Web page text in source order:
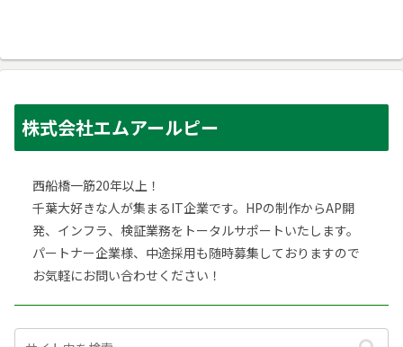
株式会社エムアールピー
西船橋一筋20年以上！
千葉大好きな人が集まるIT企業です。HPの制作からAP開
発、インフラ、検証業務をトータルサポートいたします。
パートナー企業様、中途採用も随時募集しておりますので
お気軽にお問い合わせください！